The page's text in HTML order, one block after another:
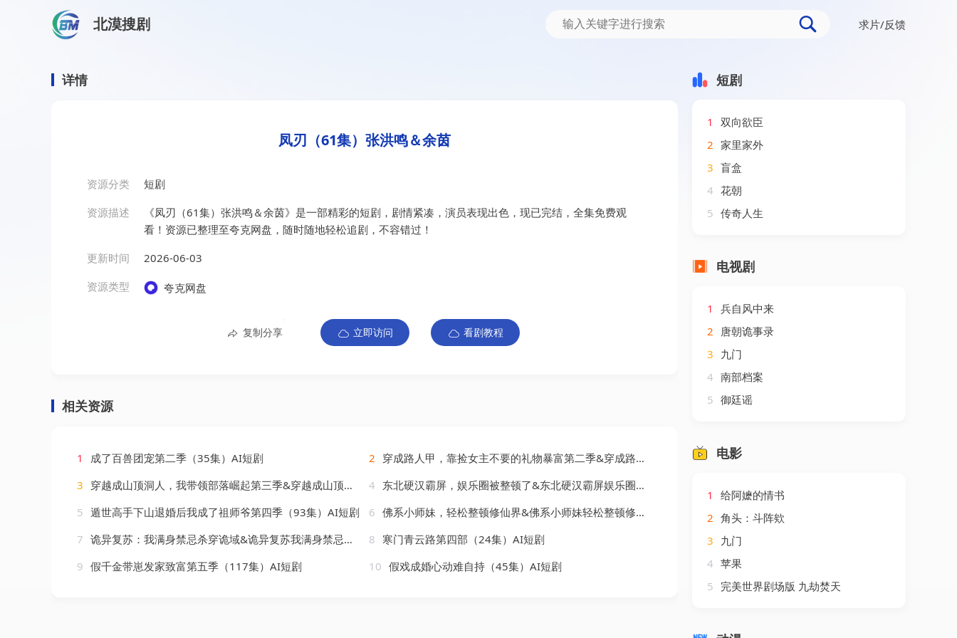
北漠搜剧 求片/反馈
详情
凤刃（61集）张洪鸣＆余茵
资源分类
短剧
资源描述
《凤刃（61集）张洪鸣＆余茵》是一部精彩的短剧，剧情紧凑，演员表现出色，现已完结，全集免费观
看！资源已整理至夸克网盘，随时随地轻松追剧，不容错过！
更新时间
2026-06-03
资源类型
夸克网盘
复制分享 立即访问 看剧教程
相关资源
1 成了百兽团宠第二季（35集）AI短剧 2 穿成路人甲，靠捡女主不要的礼物暴富第二季&穿成路人甲靠捡女主不要的礼物暴富第二季（30集）AI短剧
3 穿越成山顶洞人，我带领部落崛起第三季&穿越成山顶洞人我带领部落崛起第三季（36集）AI短剧 4 东北硬汉霸屏，娱乐圈被整顿了&东北硬汉霸屏娱乐圈被整顿了（30集）AI短剧
5 遁世高手下山退婚后我成了祖师爷第四季（93集）AI短剧 6 佛系小师妹，轻松整顿修仙界&佛系小师妹轻松整顿修仙界（46集）AI短剧
7 诡异复苏：我满身禁忌杀穿诡域&诡异复苏我满身禁忌杀穿诡域（48集）AI短剧 8 寒门青云路第四部（24集）AI短剧
9 假千金带崽发家致富第五季（117集）AI短剧 10 假戏成婚心动难自持（45集）AI短剧
短剧
1
双向欲臣
2 家里家外
3 盲盒
4 花朝
5 传奇人生
电视剧
1
兵自风中来
2 唐朝诡事录
3 九门
4 南部档案
5 御廷谣
电影
1
给阿嬷的情书
2 角头：斗阵欸
3 九门
4 苹果
5 完美世界剧场版 九劫焚天